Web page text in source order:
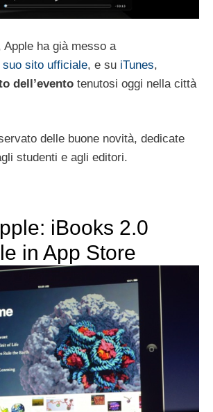
Apple ha già messo a
suo sito ufficiale, e su iTunes,
dell’evento tenutosi oggi nella città
delle buone novità, dedicate
studenti e agli editori.
iBooks 2.0
in App Store